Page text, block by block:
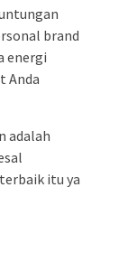
brand
energi
Anda
adalah
itu ya